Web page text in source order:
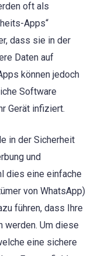
oft als
Apps“
dass sie in der
Daten auf
können jedoch
Software
Gerät infiziert.
in der Sicherheit
und
dies eine einfache
von WhatsApp)
führen, dass Ihre
werden. Um diese
eine sichere